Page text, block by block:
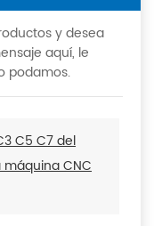
y desea
aquí, le
podamos.
C5 C7 del
máquina CNC